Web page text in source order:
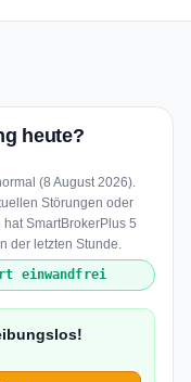
heute?
(8 August 2026).
Störungen oder
SmartBrokerPlus 5
der letzten Stunde.
einwandfrei